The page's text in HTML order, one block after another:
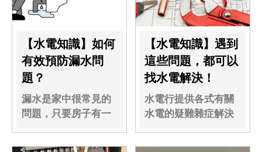
【水電知識】如何
有效預防漏水問
題？
漏水是家中很常見的
問題，只要房子有一
【水電知識】遇到
這些問題，都可以
找水電解決！
水電行提供各式有關
水電的疑難雜症解決